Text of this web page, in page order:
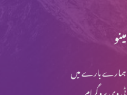
مینو
ہمارے بارے میں